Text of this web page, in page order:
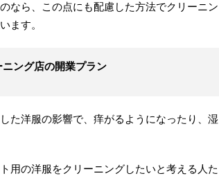
なら、この点にも配慮した方法でクリーニン
ます。
ング店の開業プラン
た洋服の影響で、痒がるようになったり、湿
用の洋服をクリーニングしたいと考える人た